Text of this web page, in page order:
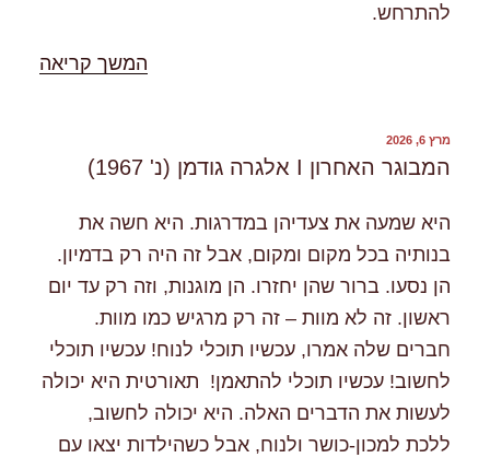
להתרחש.
המשך קריאה
פורסם
מרץ 6, 2026
המבוגר האחרון I אלגרה גודמן (נ' 1967)
היא שמעה את צעדיהן במדרגות. היא חשה את
בנותיה בכל מקום ומקום, אבל זה היה רק בדמיון.
הן נסעו. ברור שהן יחזרו. הן מוגנות, וזה רק עד יום
ראשון. זה לא מוות – זה רק מרגיש כמו מוות.
חברים שלה אמרו, עכשיו תוכלי לנוח! עכשיו תוכלי
לחשוב! עכשיו תוכלי להתאמן! תאורטית היא יכולה
לעשות את הדברים האלה. היא יכולה לחשוב,
ללכת למכון-כושר ולנוח, אבל כשהילדות יצאו עם